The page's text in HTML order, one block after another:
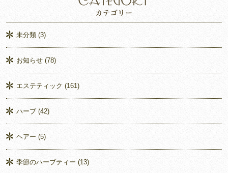
未分類 (3)
お知らせ (78)
エステティック (161)
ハーブ (42)
ヘアー (5)
季節のハーブティー (13)